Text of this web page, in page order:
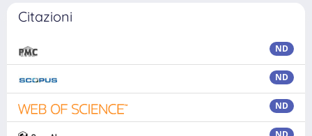
Citazioni
ND
ND
ND